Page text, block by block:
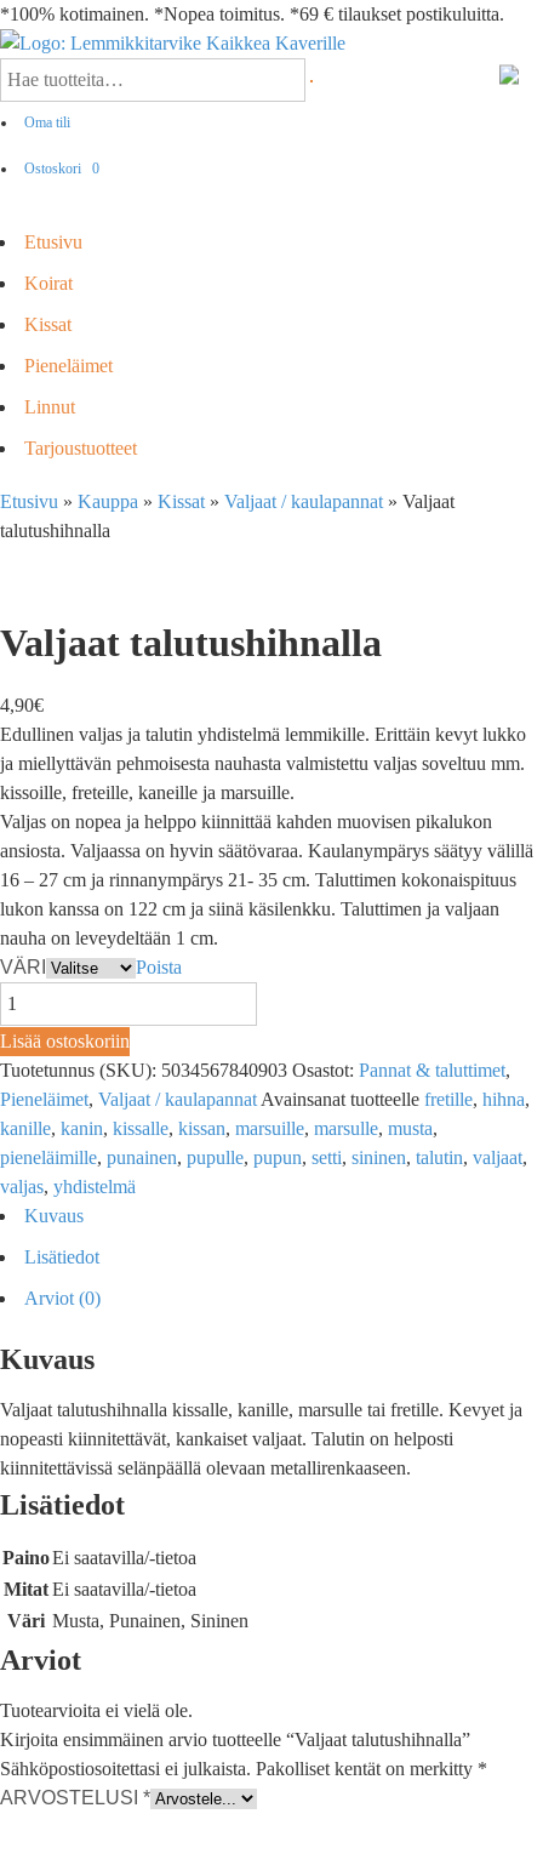
*100% kotimainen. *Nopea toimitus. *69 € tilaukset postikuluitta.
Oma tili
Ostoskori 0
Etusivu
Koirat
Kissat
Pieneläimet
Linnut
Tarjoustuotteet
Etusivu » Kauppa » Kissat » Valjaat / kaulapannat » Valjaat
talutushihnalla
Valjaat talutushihnalla
4,90€
Edullinen valjas ja talutin yhdistelmä lemmikille. Erittäin kevyt lukko
ja miellyttävän pehmoisesta nauhasta valmistettu valjas soveltuu mm.
kissoille, freteille, kaneille ja marsuille.
Valjas on nopea ja helppo kiinnittää kahden muovisen pikalukon
ansiosta. Valjaassa on hyvin säätövaraa. Kaulanympärys säätyy välillä
16 – 27 cm ja rinnanympärys 21- 35 cm. Taluttimen kokonaispituus
lukon kanssa on 122 cm ja siinä käsilenkku. Taluttimen ja valjaan
nauha on leveydeltään 1 cm.
VÄRI
Poista
Lisää ostoskoriin
Tuotetunnus (SKU): 5034567840903 Osastot: Pannat & taluttimet,
Pieneläimet, Valjaat / kaulapannat Avainsanat tuotteelle fretille, hihna,
kanille, kanin, kissalle, kissan, marsuille, marsulle, musta,
pieneläimille, punainen, pupulle, pupun, setti, sininen, talutin, valjaat,
valjas, yhdistelmä
Kuvaus
Lisätiedot
Arviot (0)
Kuvaus
Valjaat talutushihnalla kissalle, kanille, marsulle tai fretille. Kevyet ja
nopeasti kiinnitettävät, kankaiset valjaat. Talutin on helposti
kiinnitettävissä selänpäällä olevaan metallirenkaaseen.
Lisätiedot
PainoEi saatavilla/-tietoa
MitatEi saatavilla/-tietoa
Väri Musta, Punainen, Sininen
Arviot
Tuotearvioita ei vielä ole.
Kirjoita ensimmäinen arvio tuotteelle “Valjaat talutushihnalla”
Sähköpostiosoitettasi ei julkaista. Pakolliset kentät on merkitty *
ARVOSTELUSI *